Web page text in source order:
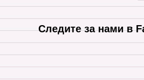
Следите за нами в